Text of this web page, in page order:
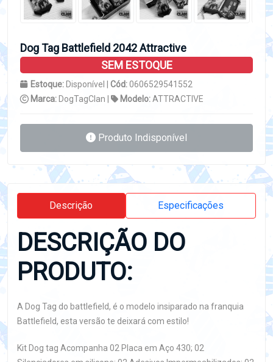
Dog Tag Battlefield 2042 Attractive
SEM ESTOQUE
Estoque: Disponível | Cód:0606529541552
Marca: DogTagClan | Modelo:ATTRACTIVE
Produto Indisponível
Descrição Especificações
DESCRIÇÃO DO
PRODUTO:
A Dog Tag do battlefield, é o modelo insiparado na franquia
Battlefield, esta versão te deixará com estilo!
Kit Dog tag Acompanha 02 Placa em Aço 430; 02